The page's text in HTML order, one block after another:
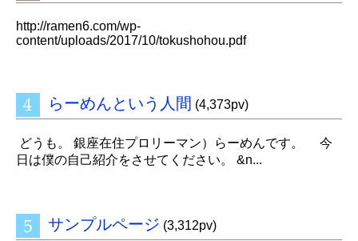
http://ramen6.com/wp-
content/uploads/2017/10/tokushohou.pdf
らーめんという人間 (4,373pv)
どうも。 銀座在住プロリーマン）らーめんです。 今
日は僕の自己紹介をさせてください。 &n...
サンプルページ (3,312pv)